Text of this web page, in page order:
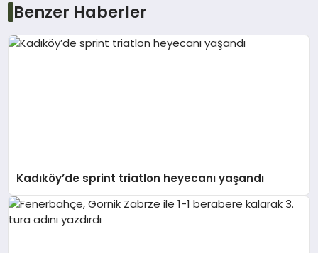
Benzer Haberler
Kadıköy’de sprint triatlon heyecanı yaşandı